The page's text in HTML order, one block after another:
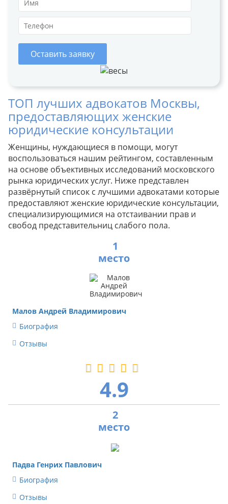
Оставить заявку
ТОП лучших адвокатов Москвы,
предоставляющих женские
юридические консультации
Женщины, нуждающиеся в помощи, могут
воспользоваться нашим рейтингом, составленным
на основе объективных исследований московского
рынка юридических услуг. Ниже представлен
развёрнутый список с лучшими адвокатами которые
предоставляют женские юридические консультации,
специализирующимися на отстаивании прав и
свобод представительниц слабого пола.
1
Малов Андрей Владимирович
Биография
Отзывы
4.9
2
Падва Генрих Павлович
Биография
Отзывы